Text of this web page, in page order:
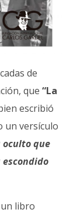
de
que “La
escribió
un versículo
oculto que
libro